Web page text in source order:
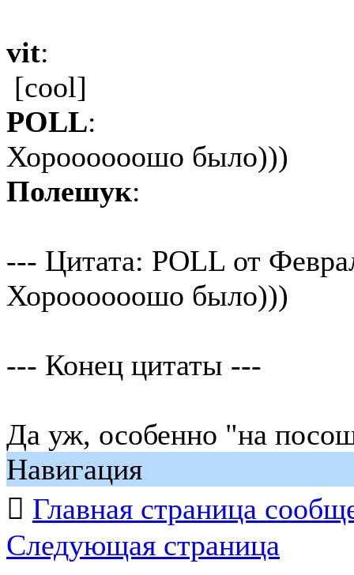
vit:
[cool]
POLL:
Хороооооошо было)))
Полешук:
--- Цитата: POLL от
Хороооооошо было)))
--- Конец цитаты ---
Да уж, особенно "на
Навигация
 Главная страница
Следующая страница